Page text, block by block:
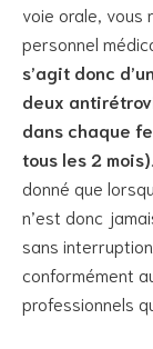
voie orale, vous
personnel
s’agit donc
deux
dans chaque
tous les 2 mois)
donné que
n’est donc
sans
conformément
professionnels